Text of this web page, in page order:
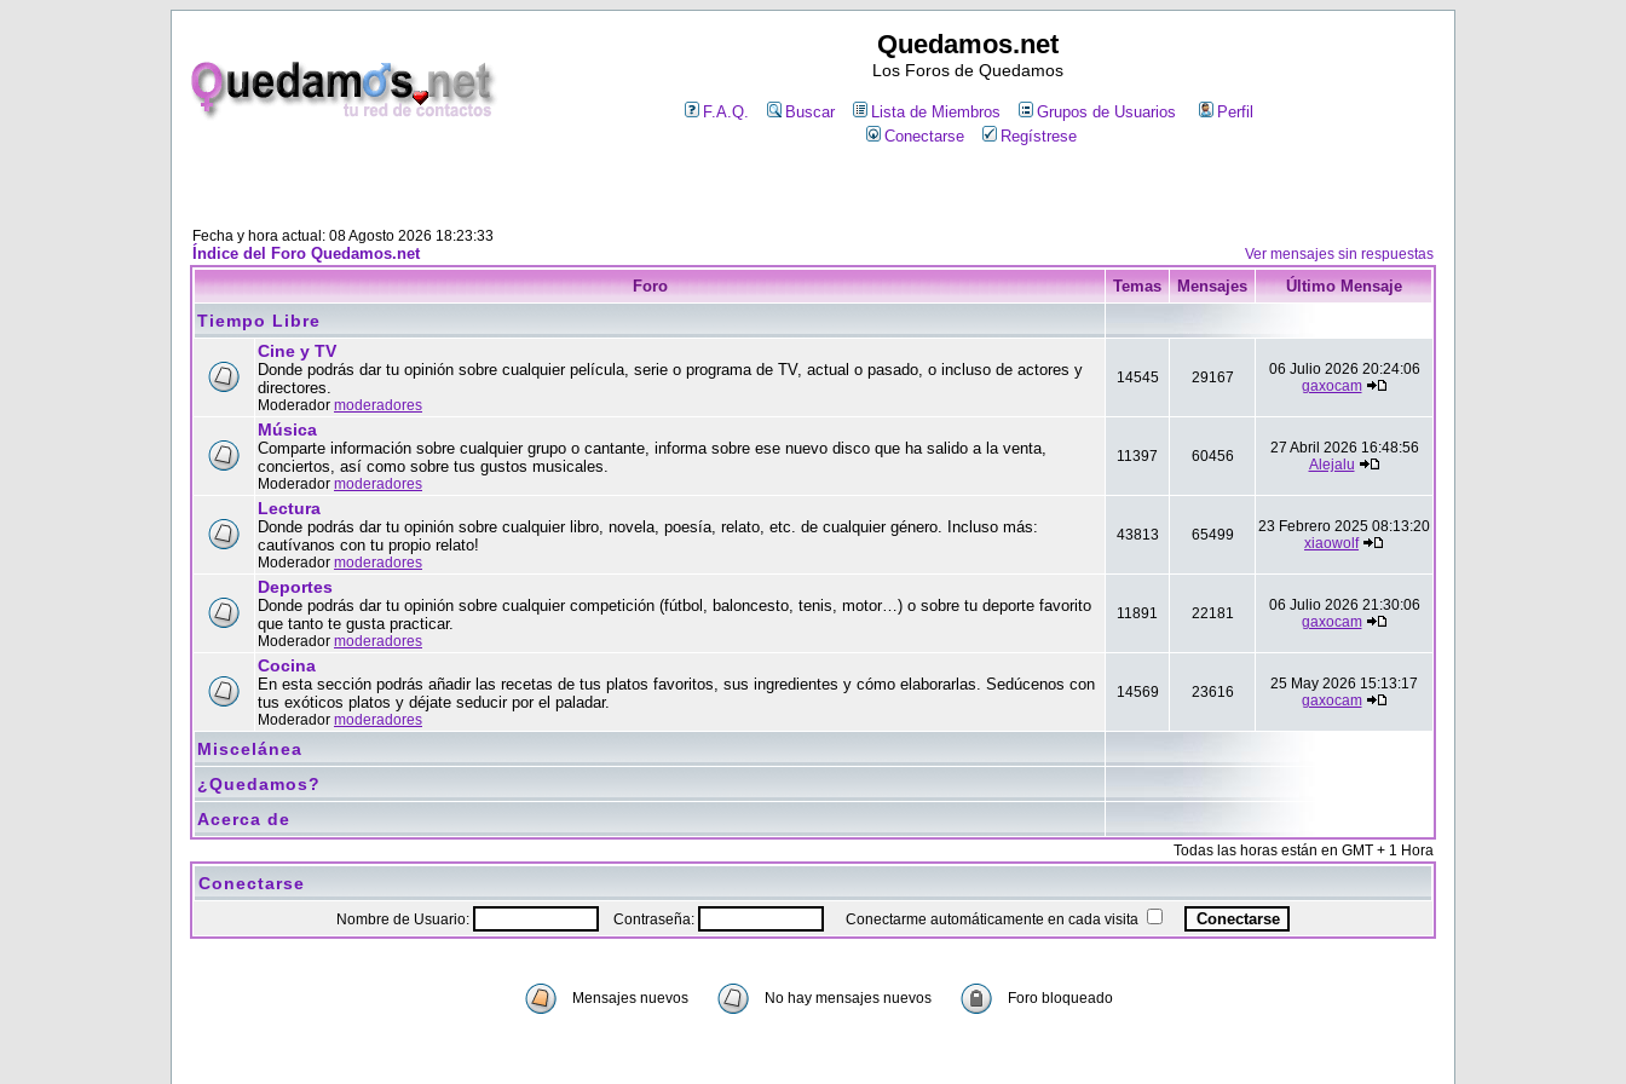
Quedamos.net
Los Foros de Quedamos
F.A.Q. Buscar Lista de Miembros Grupos de Usuarios
Perfil
Conectarse
Regístrese
Fecha y hora actual: 08 Agosto 2026 18:23:33
Índice del Foro Quedamos.net Ver mensajes sin respuestas
Foro Temas Mensajes Último Mensaje
Tiempo Libre
Cine y TV
Donde podrás dar tu opinión sobre cualquier película, serie o programa de TV, actual o pasado, o incluso de actores y
directores.
Moderador moderadores
14545 29167
06 Julio 2026 20:24:06
gaxocam
Música
Comparte información sobre cualquier grupo o cantante, informa sobre ese nuevo disco que ha salido a la venta,
conciertos, así como sobre tus gustos musicales.
Moderador moderadores
11397 60456
27 Abril 2026 16:48:56
Alejalu
Lectura
Donde podrás dar tu opinión sobre cualquier libro, novela, poesía, relato, etc. de cualquier género. Incluso más:
cautívanos con tu propio relato!
Moderador moderadores
43813 65499
23 Febrero 2025 08:13:20
xiaowolf
Deportes
Donde podrás dar tu opinión sobre cualquier competición (fútbol, baloncesto, tenis, motor…) o sobre tu deporte favorito
que tanto te gusta practicar.
Moderador moderadores
11891 22181
06 Julio 2026 21:30:06
gaxocam
Cocina
En esta sección podrás añadir las recetas de tus platos favoritos, sus ingredientes y cómo elaborarlas. Sedúcenos con
tus exóticos platos y déjate seducir por el paladar.
Moderador moderadores
14569 23616
25 May 2026 15:13:17
gaxocam
Miscelánea
¿Quedamos?
Acerca de
Todas las horas están en GMT + 1 Hora
Conectarse
Nombre de Usuario: Contraseña: Conectarme automáticamente en cada visita
Mensajes nuevos No hay mensajes nuevos Foro bloqueado